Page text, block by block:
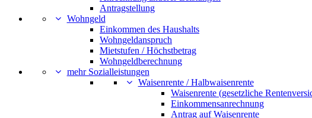
Antragstellung
Wohngeld
Einkommen des Haushalts
Wohngeldanspruch
Mietstufen / Höchstbetrag
Wohngeldberechnung
mehr Sozialleistungen
Waisenrente / Halbwaisenrente
Waisenrente (gesetzliche
Einkommensanrechnung
Antrag auf Waisenrente